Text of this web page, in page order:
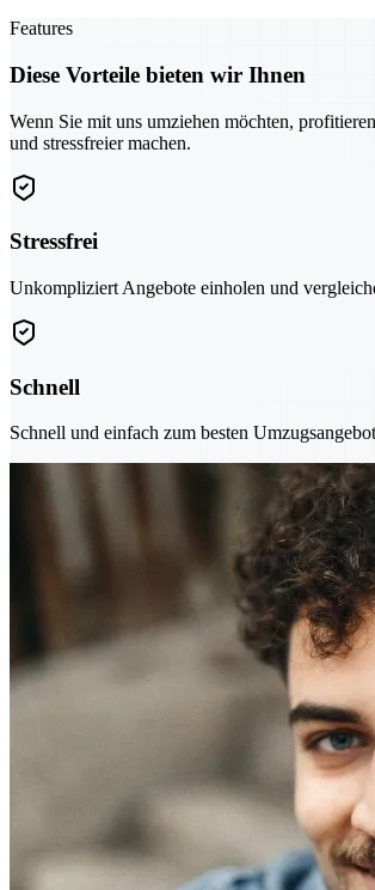
Features
Diese Vorteile bieten wir Ihnen
Wenn Sie mit uns umziehen möchten,
und stressfreier machen.
Stressfrei
Unkompliziert Angebote einholen und
Schnell
Schnell und einfach zum besten Umzugsangebot